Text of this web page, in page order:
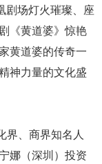
剧场灯火璀璨、座
《黄道婆》惊艳
黄道婆的传奇一
神力量的文化盛
、商界知名人
娜（深圳）投资